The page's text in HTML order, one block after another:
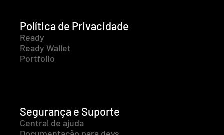
Política de Privacidade
Ready
Ready Wallet
Portfolio
Segurança e Suporte
Central de ajuda